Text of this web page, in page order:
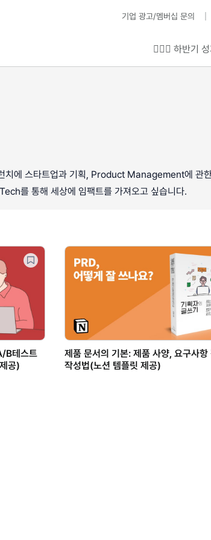
기업 광고/멤버십 문의
💁🏻‍♂️ 하반기
치에 스타트업과 기획, Product Management에 관
를 통해 세상에 임팩트를 가져오고 싶습니다.
B테스트
공)
제품 문서의 기본: 제품 사양, 요구사항
작성법(노션 템플릿 제공)